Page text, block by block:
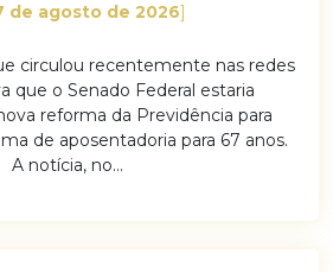
de agosto de 2026]
circulou recentemente nas redes
que o Senado Federal estaria
reforma da Previdência para
de aposentadoria para 67 anos.
A notícia, no...